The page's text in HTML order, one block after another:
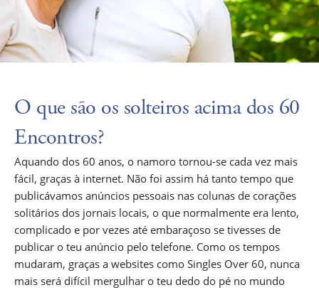
O que são os solteiros acima dos 60
Encontros?
Aquando dos 60 anos, o namoro tornou-se cada vez mais
fácil, graças à internet. Não foi assim há tanto tempo que
publicávamos anúncios pessoais nas colunas de corações
solitários dos jornais locais, o que normalmente era lento,
complicado e por vezes até embaraçoso se tivesses de
publicar o teu anúncio pelo telefone. Como os tempos
mudaram, graças a websites como Singles Over 60, nunca
mais será difícil mergulhar o teu dedo do pé no mundo